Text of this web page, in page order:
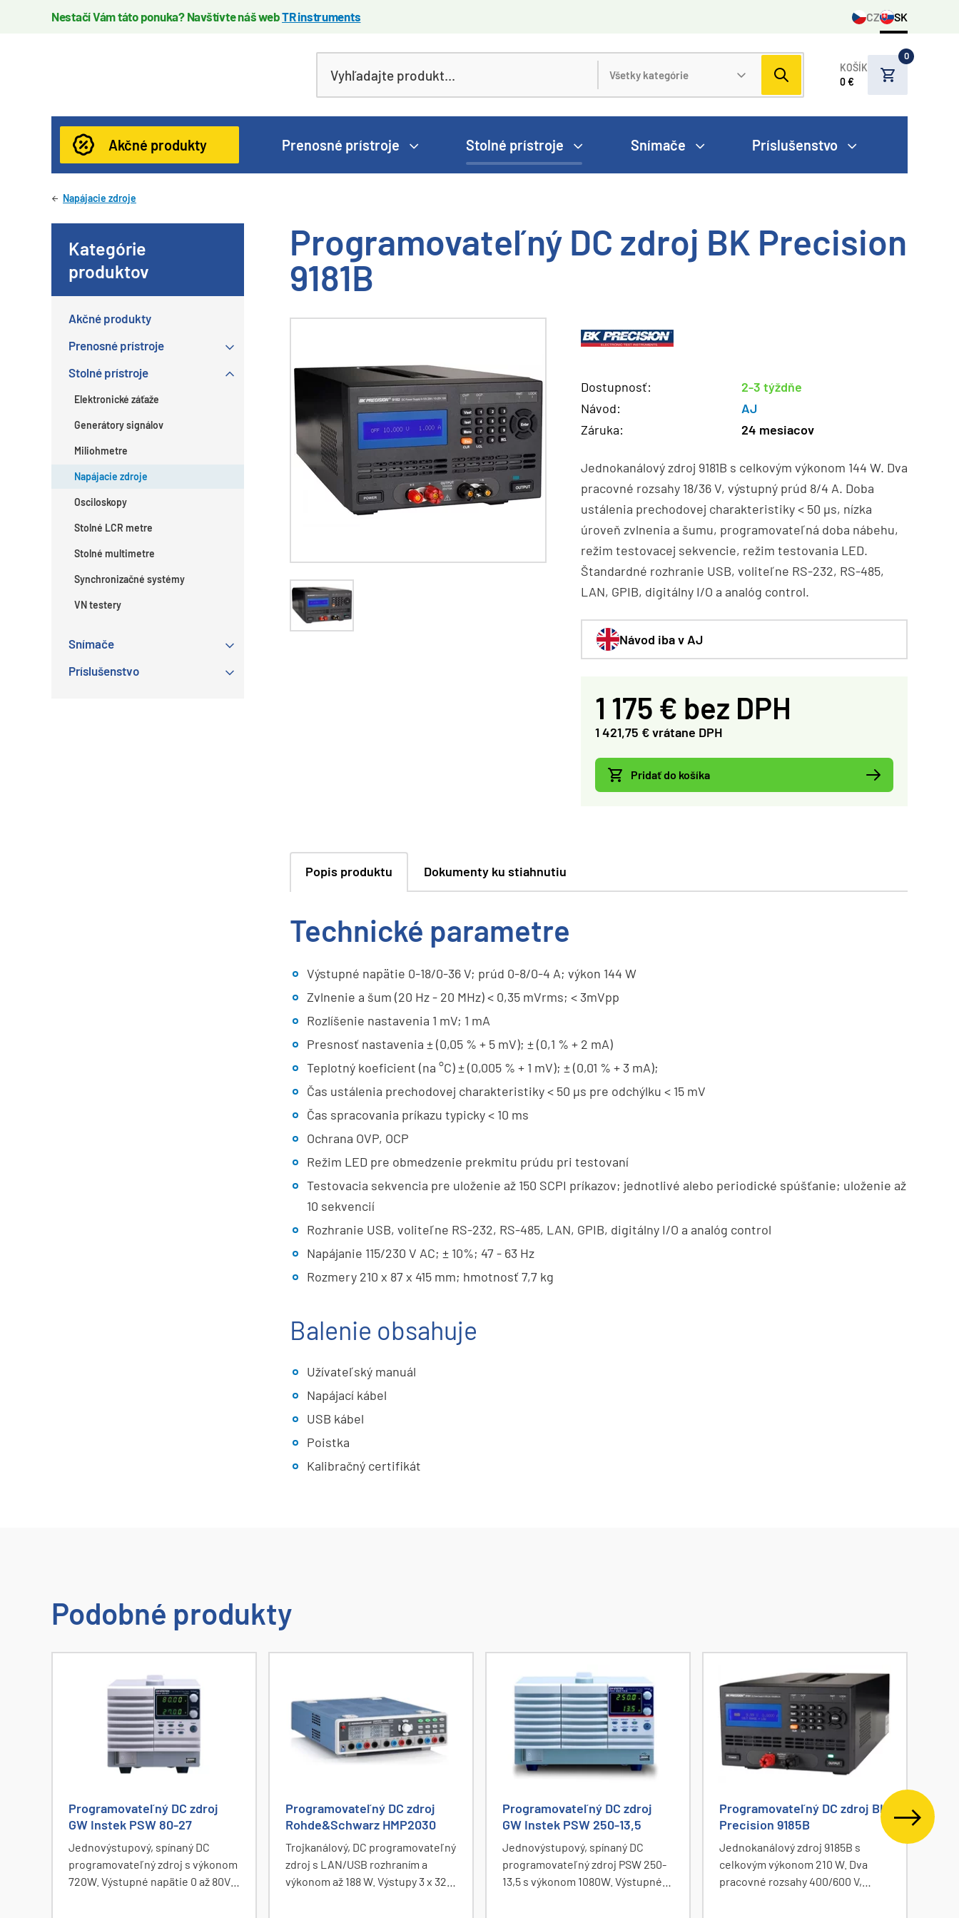
Nestačí Vám táto ponuka? Navštívte náš webTR instruments CZ SK
KOŠÍK
0 €
0
Akčné produkty Prenosné prístroje Stolné prístroje Snímače Príslušenstvo
Napájacie zdroje
Kategórie
produktov
Akčné produkty
Prenosné prístroje
Stolné prístroje
Elektronické záťaže
Generátory signálov
Miliohmetre
Napájacie zdroje
Osciloskopy
Stolné LCR metre
Stolné multimetre
Synchronizačné systémy
VN testery
Snímače
Príslušenstvo
Programovateľný DC zdroj BK Precision
9181B
Dostupnosť:
2-3 týždňe
Návod:
AJ
Záruka:
24 mesiacov
Jednokanálový zdroj 9181B s celkovým výkonom 144 W. Dva
pracovné rozsahy 18/36 V, výstupný prúd 8/4 A. Doba
ustálenia prechodovej charakteristiky < 50 µs, nízka
úroveň zvlnenia a šumu, programovateľná doba nábehu,
režim testovacej sekvencie, režim testovania LED.
Štandardné rozhranie USB, voliteľne RS-232, RS-485,
LAN, GPIB, digitálny I/O a analóg control.
Návod iba v AJ
1 175 € bez DPH
1 421,75 € vrátane DPH
Pridať do košíka
Popis produktu Dokumenty ku stiahnutiu
Technické parametre
Výstupné napätie 0-18/0-36 V; prúd 0-8/0-4 A; výkon 144 W
Zvlnenie a šum (20 Hz - 20 MHz) < 0,35 mVrms; < 3mVpp
Rozlíšenie nastavenia 1 mV; 1 mA
Presnosť nastavenia ± (0,05 % + 5 mV); ± (0,1 % + 2 mA)
Teplotný koeficient (na °C) ± (0,005 % + 1 mV); ± (0,01 % + 3 mA);
Čas ustálenia prechodovej charakteristiky < 50 µs pre odchýlku < 15 mV
Čas spracovania príkazu typicky < 10 ms
Ochrana OVP, OCP
Režim LED pre obmedzenie prekmitu prúdu pri testovaní
Testovacia sekvencia pre uloženie až 150 SCPI príkazov; jednotlivé alebo periodické spúšťanie; uloženie až
10 sekvencií
Rozhranie USB, voliteľne RS-232, RS-485, LAN, GPIB, digitálny I/O a analóg control
Napájanie 115/230 V AC; ± 10%; 47 - 63 Hz
Rozmery 210 x 87 x 415 mm; hmotnosť 7,7 kg
Balenie obsahuje
Užívateľský manuál
Napájací kábel
USB kábel
Poistka
Kalibračný certifikát
Podobné produkty
Programovateľný DC zdroj
GW Instek PSW 80-27
Jednovýstupový, spínaný DC
programovateľný zdroj s výkonom
720W. Výstupné napätie 0 až 80V,
Programovateľný DC zdroj
Rohde&Schwarz HMP2030
Trojkanálový, DC programovateľný
zdroj s LAN/USB rozhraním a
výkonom až 188 W. Výstupy 3 x 32
Programovateľný DC zdroj
GW Instek PSW 250-13,5
Jednovýstupový, spínaný DC
programovateľný zdroj PSW 250-
13,5 s výkonom 1080W. Výstupné
Programovateľný DC zdroj BK
Precision 9185B
Jednokanálový zdroj 9185B s
celkovým výkonom 210 W. Dva
pracovné rozsahy 400/600 V,